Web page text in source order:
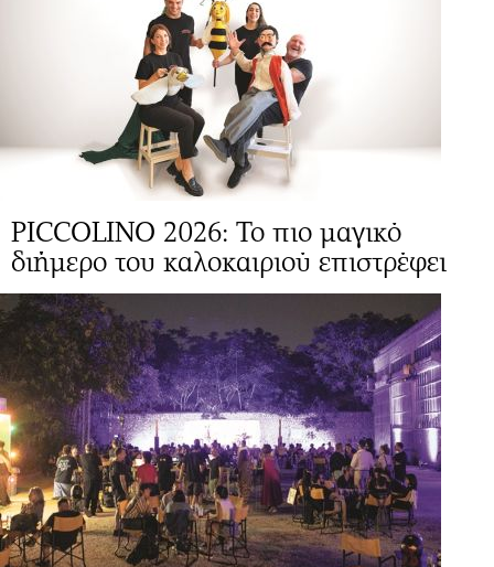
PICCOLINO 2026: Το πιο μαγικό
διήμερο του καλοκαιριού επιστρέφει